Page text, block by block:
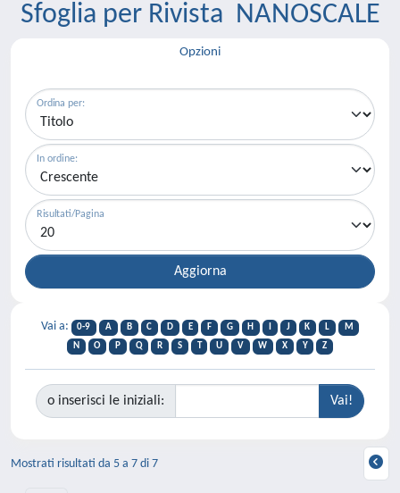
Sfoglia per Rivista NANOSCALE
Opzioni
Ordina per:
In ordine:
Risultati/Pagina
Vai a: 0-9 A B C D E F G H J K L
M
N
O P Q R S T U V W X Y Z
o inserisci le iniziali:
Mostrati risultati da 5 a 7 di 7